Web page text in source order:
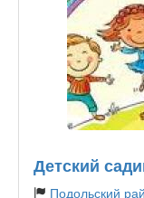
Детский
Подольский